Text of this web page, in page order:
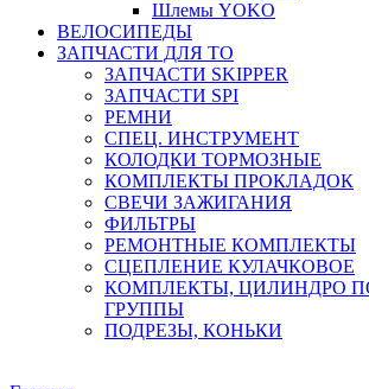
Шлемы YOKO
ВЕЛОСИПЕДЫ
ЗАПЧАСТИ ДЛЯ ТО
ЗАПЧАСТИ SKIPPER
ЗАПЧАСТИ SPI
РЕМНИ
СПЕЦ. ИНСТРУМЕНТ
КОЛОДКИ ТОРМОЗНЫЕ
КОМПЛЕКТЫ ПРОКЛАДОК
СВЕЧИ ЗАЖИГАНИЯ
ФИЛЬТРЫ
РЕМОНТНЫЕ КОМПЛЕКТЫ
СЦЕПЛЕНИЕ КУЛАЧКОВОЕ
КОМПЛЕКТЫ, ЦИЛИНДРО
ГРУППЫ
ПОДРЕЗЫ, КОНЬКИ